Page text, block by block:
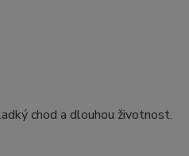
chod a dlouhou životnost.